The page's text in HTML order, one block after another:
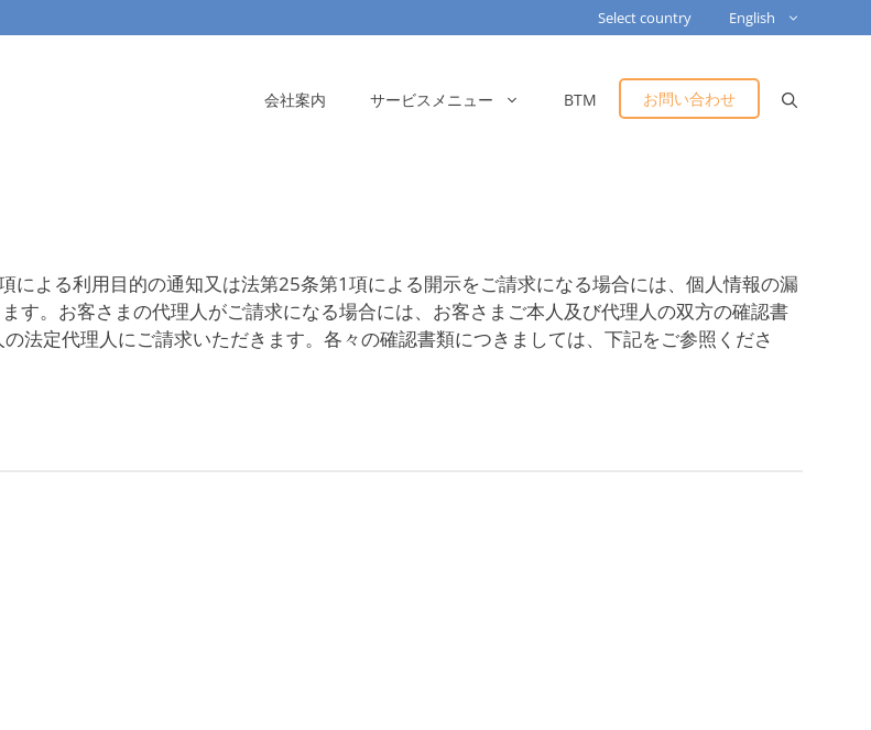
Select country English
会社案内 サービスメニュー BTM お問い合わせ
よる利用目的の通知又は法第25条第1項による開示をご請求になる場合には、個人情報の漏
す。お客さまの代理人がご請求になる場合には、お客さまご本人及び代理人の双方の確認書
法定代理人にご請求いただきます。各々の確認書類につきましては、下記をご参照くださ